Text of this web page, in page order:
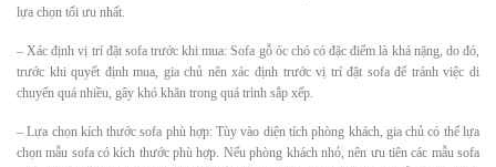
lựa chọn tối ưu nhất.
– Xác định vị trí đặt sofa trước khi mua: Sofa gỗ óc chó có đặc điểm là khá nặng, do đó,
trước khi quyết định mua, gia chủ nên xác định trước vị trí đặt sofa để tránh việc di
chuyển quá nhiều, gây khó khăn trong quá trình sắp xếp.
– Lựa chọn kích thước sofa phù hợp: Tùy vào diện tích phòng khách, gia chủ có thể lựa
chọn mẫu sofa có kích thước phù hợp. Nếu phòng khách nhỏ, nên ưu tiên các mẫu sofa